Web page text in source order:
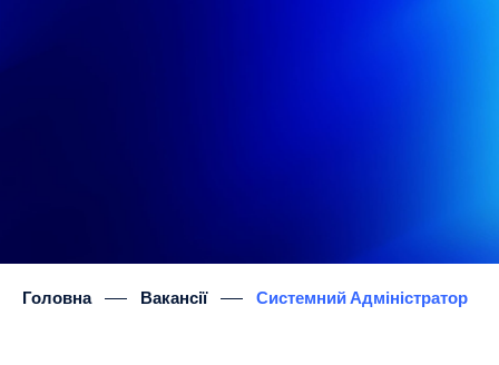
Головна Вакансії Системний Адміністратор